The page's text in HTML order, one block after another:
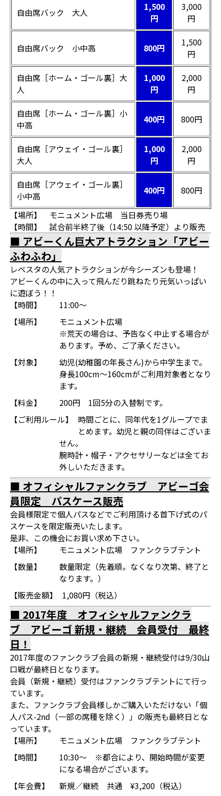
自由席バック 大人
1,500
円
3,000
円
自由席バック 小中高 800円
1,500
円
自由席［ホーム・ゴール裏］大
人
1,000
円
2,000
円
自由席［ホーム・ゴール裏］小
中高
400円 800円
自由席［アウェイ・ゴール裏］
大人
1,000
円
2,000
円
自由席［アウェイ・ゴール裏］
小中高
400円 800円
【場所】 モニュメント広場 当日券売り場
【時間】 試合前半終了後（14:50 以降予定）より販売
■ アビーくん巨大アトラクション「アビー
ふわふわ」
レベスタの人気アトラクションが今シーズンも登場！
アビーくんの中に入って飛んだり跳ねたり元気いっぱい
に遊ぼう！！
【時間】
11:00～
【場所】
モニュメント広場
※荒天の場合は、予告なく中止する場合が
あります。予め、ご了承ください。
【対象】
幼児(幼稚園の年長さん)から中学生まで。
身長100cm～160cmがご利用対象者となり
ます。
【料金】
200円 1回5分の入替制です。
【ご利用ルール】
時間ごとに、同年代を1グループでま
とめます。幼児と親の同伴はございま
せん。
腕時計・帽子・アクセサリーなどは全てお
外しいただきます。
■ オフィシャルファンクラブ アビーゴ会
員限定 パスケース販売
会員様限定で個人パスなどでご利用頂ける首下げ式のパ
スケースを限定販売いたします。
是非、この機会にお買い求め下さい。
【場所】
モニュメント広場 ファンクラブテント
【数量】
数量限定（先着順。なくなり次第、終了と
なります。）
【販売金額】
1,080円（税込）
■ 2017年度 オフィシャルファンクラ
ブ アビーゴ 新規・継続 会員受付 最終
日！
2017年度のファンクラブ会員の新規・継続受付は9/30山
口戦が最終日となります。
会員（新規・継続）受付はファンクラブテントにて行っ
ています。
また、ファンクラブ会員様しかご購入いただけない「個
人パス-2nd（一部の席種を除く）」の販売も最終日とな
っています。
【場所】
モニュメント広場 ファンクラブテント
【時間】
10:30～ ※都合により、開始時間が変更
になる場合がございます。
【年会費】
新規／継続 共通 ¥3,200（税込）